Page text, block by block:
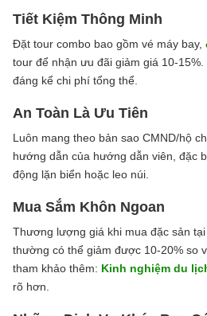
Tiết Kiệm Thông Minh
Đặt tour combo bao gồm vé máy bay,
tour để nhận ưu đãi giảm giá 10-
đáng kể chi phí tổng thể.
An Toàn Là Ưu Tiên
Luôn mang theo bản sao CMND/hộ
hướng dẫn của hướng dẫn viên, đặc
động lặn biển hoặc leo núi.
Mua Sắm Khôn Ngoan
Thương lượng giá khi mua đặc sản
thường có thể giảm được 10-20% so
tham khảo thêm: Kinh nghiệm du
rõ hơn.